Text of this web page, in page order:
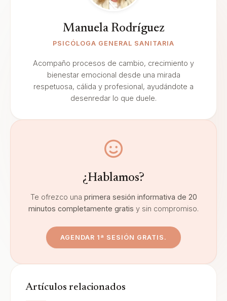
Manuela Rodríguez
PSICÓLOGA GENERAL SANITARIA
Acompaño procesos de cambio, crecimiento y
bienestar emocional desde una mirada
respetuosa, cálida y profesional, ayudándote a
desenredar lo que duele.
¿Hablamos?
Te ofrezco una primera sesión informativa de 20
minutos completamente gratis y sin compromiso.
AGENDAR 1ª SESIÓN GRATIS.
Artículos relacionados